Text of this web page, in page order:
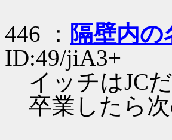
446 ： 隔壁内
ID:49/jiA3+
イッチはJC
卒業したら